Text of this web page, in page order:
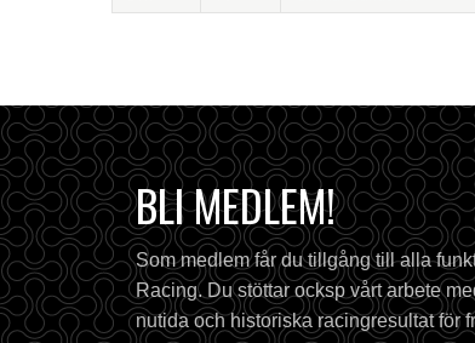
BLI MEDLEM!
Som medlem får du tillgång till alla
Racing. Du stöttar ocksp vårt arbete
nutida och historiska racingresultat för